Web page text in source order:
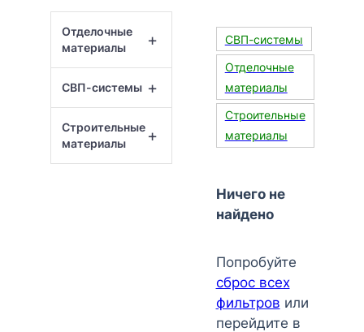
+
Отделочные
материалы
+
СВП-системы
+
Строительные
материалы
СВП-системы
Отделочные
материалы
Строительные
материалы
Ничего не
найдено
Попробуйте
сброс всех
фильтров или
перейдите в